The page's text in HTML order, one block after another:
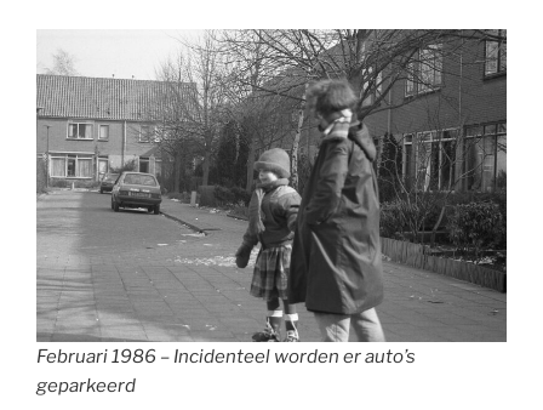
Februari 1986 – Incidenteel worden er auto’s
geparkeerd